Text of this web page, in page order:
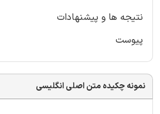
نتیجه ها و پیشنهادات
پیوست
نمونه چکیده متن اصلی انگلیسی